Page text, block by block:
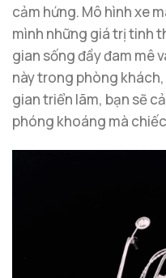
cảm hứng. Mô hình xe
mình những giá trị tinh
gian sống đầy đam mê
này trong phòng
gian triển lãm, bạn sẽ
phóng khoáng mà